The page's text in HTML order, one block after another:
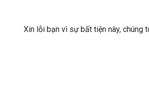
Xin lỗi bạn vì sự bất tiện này, chúng